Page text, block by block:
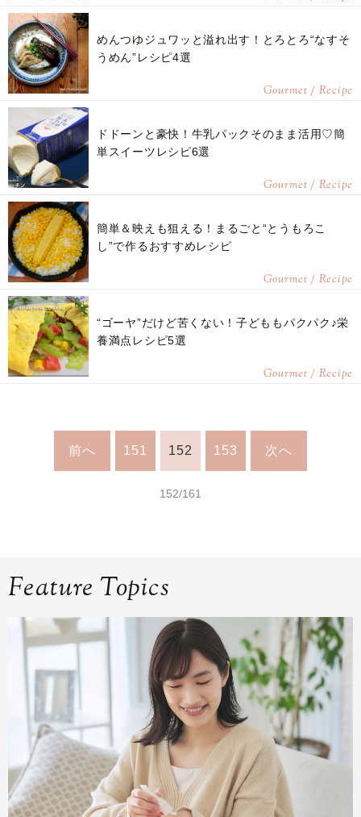
めんつゆジュワッと溢れ出す！とろとろ“なすそ
うめん”レシピ4選
Gourmet / Recipe
ドドーンと豪快！牛乳パックそのまま活用♡簡
単スイーツレシピ6選
Gourmet / Recipe
簡単＆映えも狙える！まるごと“とうもろこ
し”で作るおすすめレシピ
Gourmet / Recipe
“ゴーヤ”だけど苦くない！子どももパクパク♪栄
養満点レシピ5選
Gourmet / Recipe
前へ 151 152 153 次へ
152/161
Feature Topics